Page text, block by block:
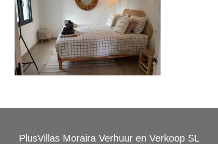
PlusVillas Moraira Verhuur en Verkoop SL